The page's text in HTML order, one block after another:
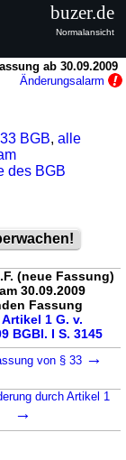
ab 30.09.2009
Änderungsalarm
BGB,alle
des BGB
(neue Fassung)
30.09.2009
Fassung
1 G. v.
BGBl. I S. 3145
von § 33 →
durch Artikel 1
→
buzer.de
Normalansicht